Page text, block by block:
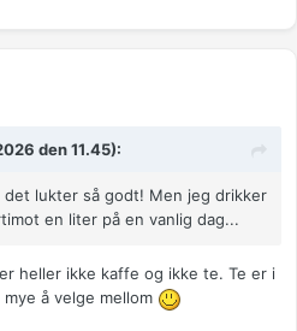
den 11.45):
lukter så godt! Men jeg drikker
en liter på en vanlig dag...
heller ikke kaffe og ikke te. Te er i
å velge mellom